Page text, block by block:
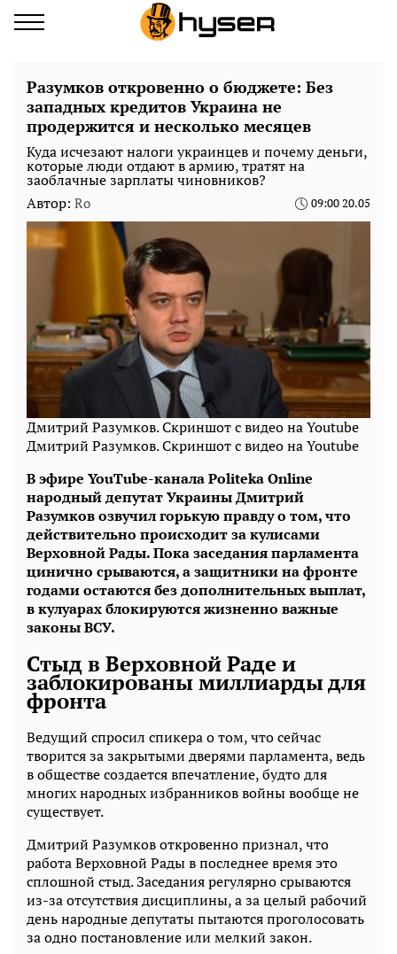
Разумков откровенно о бюджете: Без
западных кредитов Украина не
продержится и несколько месяцев
Куда исчезают налоги украинцев и почему деньги,
которые люди отдают в армию, тратят на
заоблачные зарплаты чиновников?
Автор: Ro 09:00 20.05
Дмитрий Разумков. Скриншот с видео на Youtube
Дмитрий Разумков. Скриншот с видео на Youtube
В эфире YouTube-канала Politeka Online
народный депутат Украины Дмитрий
Разумков озвучил горькую правду о том, что
действительно происходит за кулисами
Верховной Рады. Пока заседания парламента
цинично срываются, а защитники на фронте
годами остаются без дополнительных выплат,
в кулуарах блокируются жизненно важные
законы ВСУ.
Стыд в Верховной Раде и
заблокированы миллиарды для
фронта
Ведущий спросил спикера о том, что сейчас
творится за закрытыми дверями парламента, ведь
в обществе создается впечатление, будто для
многих народных избранников войны вообще не
существует.
Дмитрий Разумков откровенно признал, что
работа Верховной Рады в последнее время это
сплошной стыд. Заседания регулярно срываются
из-за отсутствия дисциплины, а за целый рабочий
день народные депутаты пытаются проголосовать
за одно постановление или мелкий закон.